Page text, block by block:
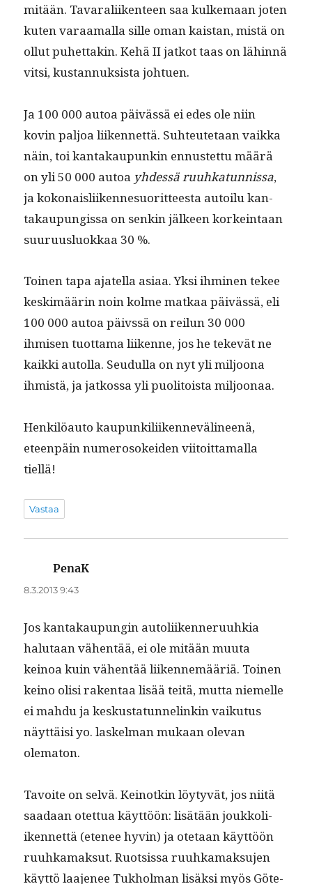
mitään. Tavar­ali­iken­teen saa kulke­maan joten
kuten varaa­mal­la sille oman kaistan, mis­tä on
ollut puhet­takin. Kehä II jatkot taas on lähin­nä
vit­si, kus­tan­nuk­sista johtuen.
Ja 100 000 autoa päivässä ei edes ole niin
kovin paljoa liiken­net­tä. Suh­teutetaan vaik­ka
näin, toi kan­takaupunkin ennustet­tu määrä
on yli 50 000 autoa yhdessä ruuhkatun­nis­sa,
ja kokon­ais­li­iken­nesuorit­teesta autoilu kan­
takaupungis­sa on senkin jäl­keen korkein­taan
suu­ru­us­lu­okkaa 30 %.
Toinen tapa ajatel­la asi­aa. Yksi ihmi­nen tekee
keskimäärin noin kolme matkaa päivässä, eli
100 000 autoa päivssä on reilun 30 000
ihmisen tuot­ta­ma liikenne, jos he tekevät ne
kaik­ki autol­la. Seudul­la on nyt yli miljoona
ihmistä, ja jatkos­sa yli puoli­toista miljoonaa.
Henkilöau­to kaupunkili­iken­nevä­li­neenä,
eteen­päin numerosokei­den viitoit­ta­mal­la
tiellä!
Vastaa
PenaK
8.3.2013 9:43
Jos kan­takaupun­gin autoli­iken­neru­uhkia
halu­taan vähen­tää, ei ole mitään muu­ta
keinoa kuin vähen­tää liiken­nemääriä. Toinen
keino olisi rak­en­taa lisää teitä, mut­ta niemelle
ei mah­du ja keskus­tatun­nelinkin vaiku­tus
näyt­täisi yo. laskel­man mukaan ole­van
olematon.
Tavoite on selvä. Keinotkin löy­tyvät, jos niitä
saadaan otet­tua käyt­töön: lisätään joukkoli­
iken­net­tä (ete­nee hyvin) ja ote­taan käyt­töön
ruuhka­mak­sut. Ruot­sis­sa ruuhka­mak­su­jen
käyt­tö laa­je­nee Tukhol­man lisäk­si myös Göte­